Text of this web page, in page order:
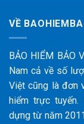
VỀ
BẢO HIỂM BẢO
Nam cả về số
Việt cũng là đơn
hiểm trực tuyến.
dựng từ năm